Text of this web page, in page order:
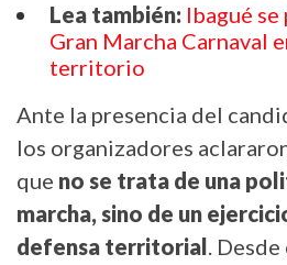
Lea también: Ibagué se
Gran Marcha Carnaval
territorio
Ante la presencia del
los organizadores
que no se trata de una
marcha, sino de un
defensa territorial.